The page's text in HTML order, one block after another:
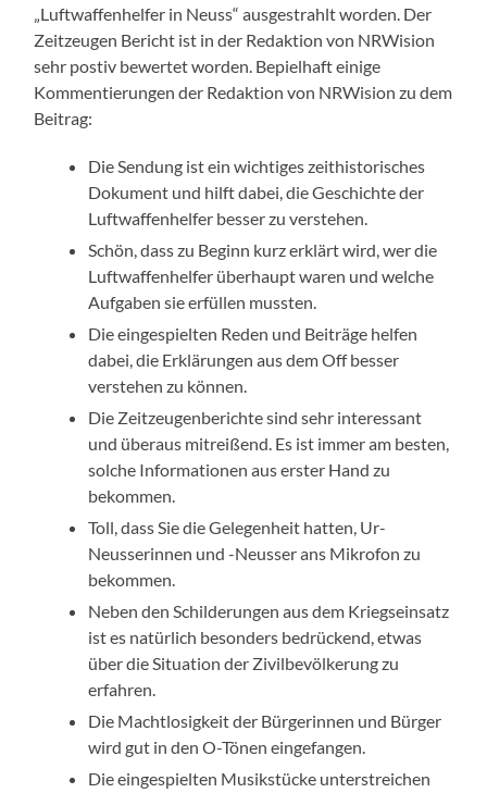
„Luftwaffenhelfer in Neuss“ ausgestrahlt worden. Der
Zeitzeugen Bericht ist in der Redaktion von NRWision
sehr postiv bewertet worden. Bepielhaft einige
Kommentierungen der Redaktion von NRWision zu dem
Beitrag:
Die Sendung ist ein wichtiges zeithistorisches
Dokument und hilft dabei, die Geschichte der
Luftwaffenhelfer besser zu verstehen.
Schön, dass zu Beginn kurz erklärt wird, wer die
Luftwaffenhelfer überhaupt waren und welche
Aufgaben sie erfüllen mussten.
Die eingespielten Reden und Beiträge helfen
dabei, die Erklärungen aus dem Off besser
verstehen zu können.
Die Zeitzeugenberichte sind sehr interessant
und überaus mitreißend. Es ist immer am besten,
solche Informationen aus erster Hand zu
bekommen.
Toll, dass Sie die Gelegenheit hatten, Ur-
Neusserinnen und -Neusser ans Mikrofon zu
bekommen.
Neben den Schilderungen aus dem Kriegseinsatz
ist es natürlich besonders bedrückend, etwas
über die Situation der Zivilbevölkerung zu
erfahren.
Die Machtlosigkeit der Bürgerinnen und Bürger
wird gut in den O-Tönen eingefangen.
Die eingespielten Musikstücke unterstreichen